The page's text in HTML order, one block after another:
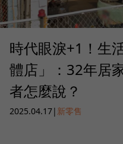
時代眼淚+1！生
體店」：32年居
者怎麼說？
2025.04.17| 新零售